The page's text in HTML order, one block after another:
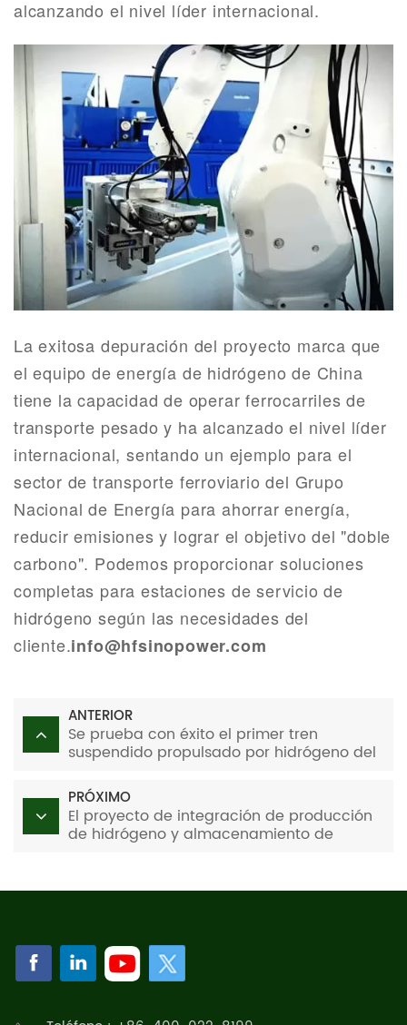
alcanzando el nivel líder internacional.
La exitosa depuración del proyecto marca que
el equipo de energía de hidrógeno de China
tiene la capacidad de operar ferrocarriles de
transporte pesado y ha alcanzado el nivel líder
internacional, sentando un ejemplo para el
sector de transporte ferroviario del Grupo
Nacional de Energía para ahorrar energía,
reducir emisiones y lograr el objetivo del "doble
carbono". Podemos proporcionar soluciones
completas para estaciones de servicio de
hidrógeno según las necesidades del
cliente.info@hfsinopower.com
ANTERIOR
Se prueba con éxito el primer tren
suspendido propulsado por hidrógeno del
PRÓXIMO
El proyecto de integración de producción
de hidrógeno y almacenamiento de